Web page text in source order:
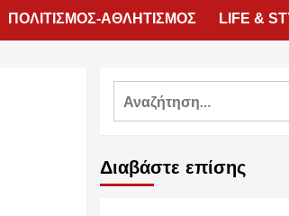
ΠΟΛΙΤΙΣΜΟΣ-ΑΘΛΗΤΙΣΜΟΣ LIFE &
Αναζήτηση
Διαβάστε επίσης